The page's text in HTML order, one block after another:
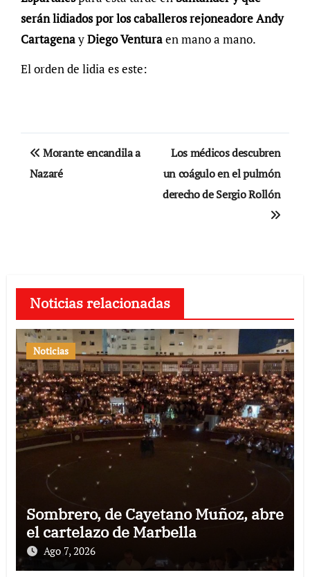
serán lidiados por los caballeros rejoneadore Andy
CartagenayDiego Venturaen mano a mano.
El orden de lidia es este:
Navegación
de
Morante encandila a
Nazaré
Los médicos descubren
un coágulo en el pulmón
derecho de Sergio Rollón
Noticias relacionadas
Noticias
Sombrero, de Cayetano Muñoz, abre
el cartelazo de Marbella
Ago 7, 2026